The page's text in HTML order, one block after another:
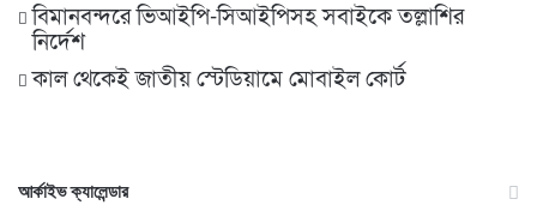
বিমানবন্দরে ভিআইপি-সিআইপিসহ সবাইকে তল্লাশির
নির্দেশ
কাল থেকেই জাতীয় স্টেডিয়ামে মোবাইল কোর্ট
আর্কাইভ ক্যালেন্ডার